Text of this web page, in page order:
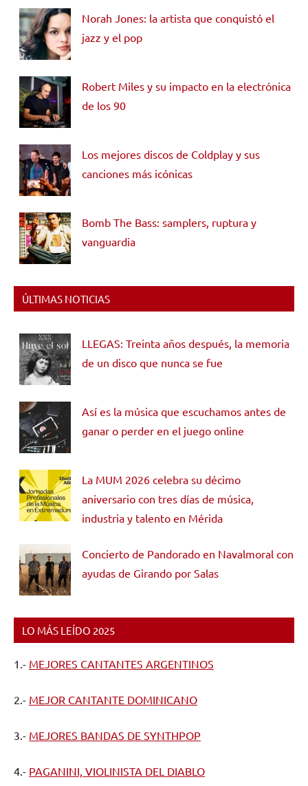
Norah Jones: la artista que conquistó el
jazz y el pop
Robert Miles y su impacto en la electrónica
de los 90
Los mejores discos de Coldplay y sus
canciones más icónicas
Bomb The Bass: samplers, ruptura y
vanguardia
ÚLTIMAS NOTICIAS
LLEGAS: Treinta años después, la memoria
de un disco que nunca se fue
Así es la música que escuchamos antes de
ganar o perder en el juego online
La MUM 2026 celebra su décimo
aniversario con tres días de música,
industria y talento en Mérida
Concierto de Pandorado en Navalmoral con
ayudas de Girando por Salas
LO MÁS LEÍDO 2025
1.- MEJORES CANTANTES ARGENTINOS
2.- MEJOR CANTANTE DOMINICANO
3.- MEJORES BANDAS DE SYNTHPOP
4.- PAGANINI, VIOLINISTA DEL DIABLO